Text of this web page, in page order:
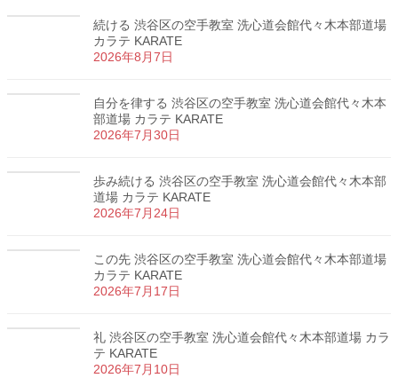
続ける 渋谷区の空手教室 洗心道会館代々木本部道場
カラテ KARATE
2026年8月7日
自分を律する 渋谷区の空手教室 洗心道会館代々木本
部道場 カラテ KARATE
2026年7月30日
歩み続ける 渋谷区の空手教室 洗心道会館代々木本部
道場 カラテ KARATE
2026年7月24日
この先 渋谷区の空手教室 洗心道会館代々木本部道場
カラテ KARATE
2026年7月17日
礼 渋谷区の空手教室 洗心道会館代々木本部道場 カラ
テ KARATE
2026年7月10日